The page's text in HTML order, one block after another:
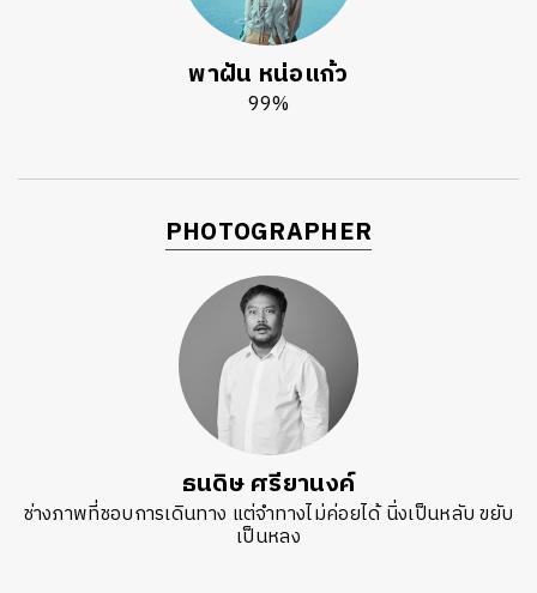
พาฝัน หน่อแก้ว
99%
PHOTOGRAPHER
ธนดิษ​ ศรี​ยา​นงค์​
ช่างภาพที่ชอบการเดินทาง แต่จำทางไม่ค่อยได้ นิ่งเป็นหลับ ขยับ
เป็นหลง